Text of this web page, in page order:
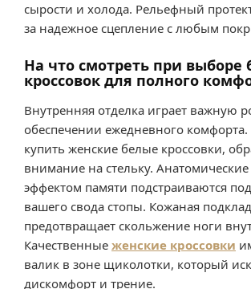
сырости и холода. Рельефный
за надежное сцепление с любым
На что смотреть при выборе
кроссовок для полного
Внутренняя отделка играет важную
обеспечении ежедневного
купить женские белые кроссовки,
внимание на стельку.
эффектом памяти подстраиваются
вашего свода стопы. Кожаная
предотвращает скольжение ноги
Качественные женские кроссовки
валик в зоне щиколотки, который
дискомфорт и трение.